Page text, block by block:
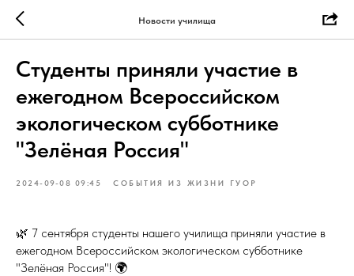
Новости училища
Студенты приняли участие в
ежегодном Всероссийском
экологическом субботнике
"Зелёная Россия"
2024-09-08 09:45 СОБЫТИЯ ИЗ ЖИЗНИ ГУОР
🌿 7 сентября студенты нашего училища приняли участие в
ежегодном Всероссийском экологическом субботнике
"Зелёная Россия"! 🌍